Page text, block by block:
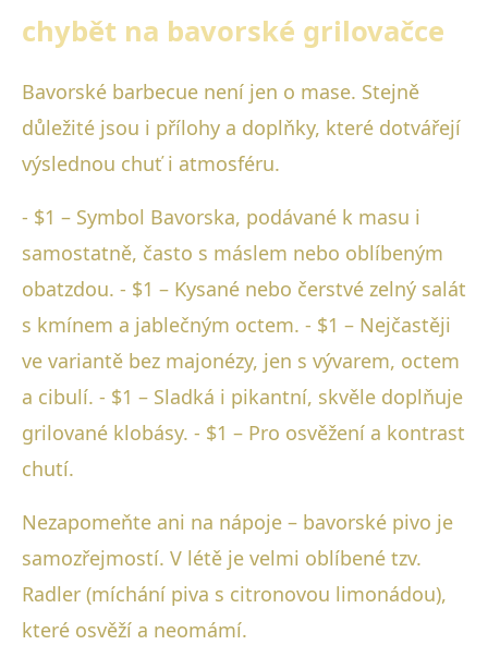
chybět na bavorské grilovačce
Bavorské barbecue není jen o mase. Stejně
důležité jsou i přílohy a doplňky, které dotvářejí
výslednou chuť i atmosféru.
- $1 – Symbol Bavorska, podávané k masu i
samostatně, často s máslem nebo oblíbeným
obatzdou. - $1 – Kysané nebo čerstvé zelný salát
s kmínem a jablečným octem. - $1 – Nejčastěji
ve variantě bez majonézy, jen s vývarem, octem
a cibulí. - $1 – Sladká i pikantní, skvěle doplňuje
grilované klobásy. - $1 – Pro osvěžení a kontrast
chutí.
Nezapomeňte ani na nápoje – bavorské pivo je
samozřejmostí. V létě je velmi oblíbené tzv.
Radler (míchání piva s citronovou limonádou),
které osvěží a neomámí.